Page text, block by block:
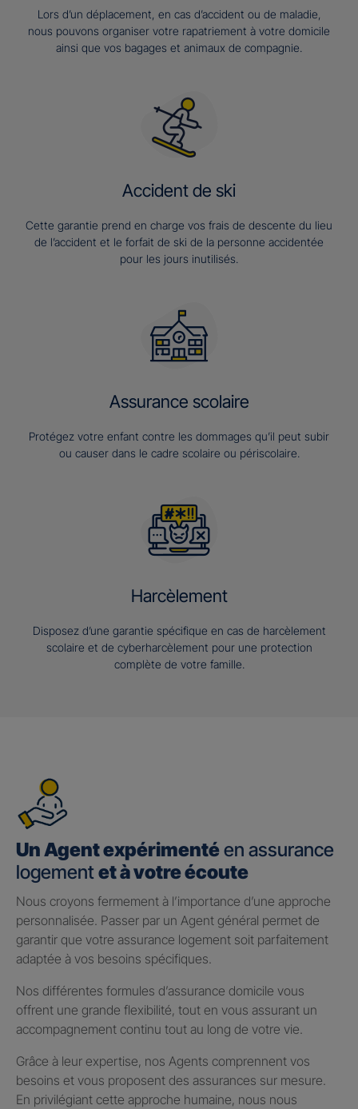
Lors d’un déplacement, en cas d’accident ou de maladie,
nous pouvons organiser votre rapatriement à votre domicile
ainsi que vos bagages et animaux de compagnie.
Accident de ski
Cette garantie prend en charge vos frais de descente du lieu
de l’accident et le forfait de ski de la personne accidentée
pour les jours inutilisés.
Assurance scolaire
Protégez votre enfant contre les dommages qu’il peut subir
ou causer dans le cadre scolaire ou périscolaire.
Harcèlement
Disposez d’une garantie spécifique en cas de harcèlement
scolaire et de cyberharcèlement pour une protection
complète de votre famille.
Un Agent expérimentéen assurance
logement et à votre écoute
Nous croyons fermement à l’importance d’une approche
personnalisée. Passer par un Agent général permet de
garantir que votre assurance logement soit parfaitement
adaptée à vos besoins spécifiques.
Nos différentes formules d’assurance domicile vous
offrent une grande flexibilité, tout en vous assurant un
accompagnement continu tout au long de votre vie.
Grâce à leur expertise, nos Agents comprennent vos
besoins et vous proposent des assurances sur mesure.
En privilégiant cette approche humaine, nous nous